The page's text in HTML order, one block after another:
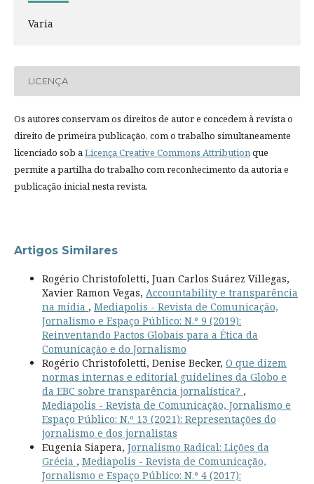
Varia
LICENÇA
Os autores conservam os direitos de autor e concedem à revista o
direito de primeira publicação, com o trabalho simultaneamente
licenciado sob aLicença Creative Commons Attributionque
permite a partilha do trabalho com reconhecimento da autoria e
publicação inicial nesta revista.
Artigos Similares
Rogério Christofoletti, Juan Carlos Suárez Villegas,
Xavier Ramon Vegas, Accountability e transparência
na mídia , Mediapolis - Revista de Comunicação,
Jornalismo e Espaço Público: N.º 9 (2019):
Reinventando Pactos Globais para a Ética da
Comunicação e do Jornalismo
Rogério Christofoletti, Denise Becker, O que dizem
normas internas e editorial guidelines da Globo e
da EBC sobre transparência jornalística? ,
Mediapolis - Revista de Comunicação, Jornalismo e
Espaço Público: N.º 13 (2021): Representações do
jornalismo e dos jornalistas
Eugenia Siapera, Jornalismo Radical: Lições da
Grécia , Mediapolis - Revista de Comunicação,
Jornalismo e Espaço Público: N.º 4 (2017):